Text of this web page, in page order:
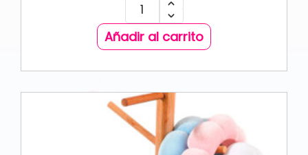
Añadir al carrito